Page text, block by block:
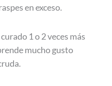
en exceso.
1 o 2 veces más
mucho gusto